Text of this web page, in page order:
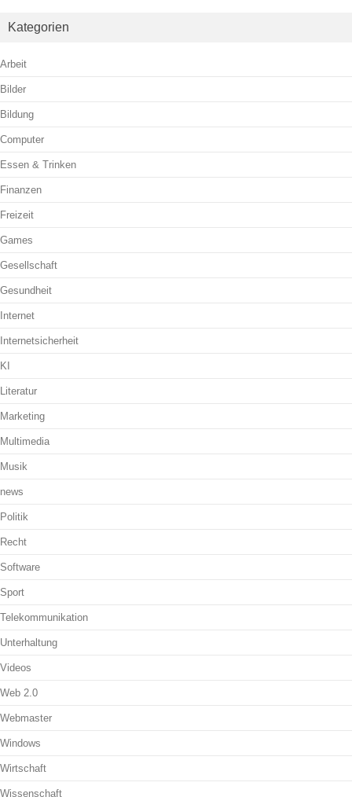
Kategorien
Arbeit
Bilder
Bildung
Computer
Essen & Trinken
Finanzen
Freizeit
Games
Gesellschaft
Gesundheit
Internet
Internetsicherheit
KI
Literatur
Marketing
Multimedia
Musik
news
Politik
Recht
Software
Sport
Telekommunikation
Unterhaltung
Videos
Web 2.0
Webmaster
Windows
Wirtschaft
Wissenschaft